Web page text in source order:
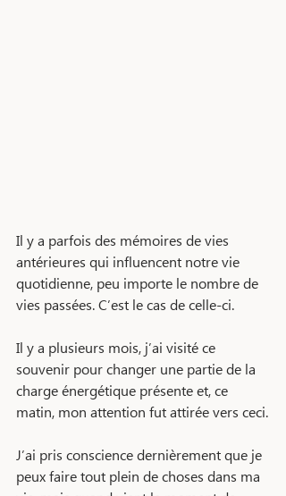
Il y a parfois des mémoires de vies
antérieures qui influencent notre vie
quotidienne, peu importe le nombre de
vies passées. C’est le cas de celle-ci.
Il y a plusieurs mois, j’ai visité ce
souvenir pour changer une partie de la
charge énergétique présente et, ce
matin, mon attention fut attirée vers ceci.
J’ai pris conscience dernièrement que je
peux faire tout plein de choses dans ma